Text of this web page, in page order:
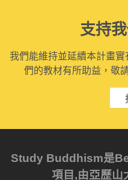
支持
我們能維持並延續本計畫
們的教材有所助益，敬
Study Buddhism是
項目,由亞歷山